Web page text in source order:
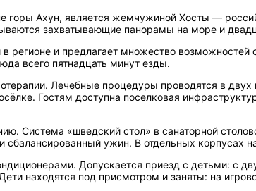
Ахун, является жемчужиной Хосты —
захватывающие панорамы на море и
регионе и предлагает множество
всего пятнадцать минут езды.
Лечебные процедуры проводятся в
Гостям доступна поселковая
Система «шведский стол» в санаторной
сбалансированный ужин. В отдельных корпусах
Допускается приезд с детьми: с
находятся под присмотром и заняты: на